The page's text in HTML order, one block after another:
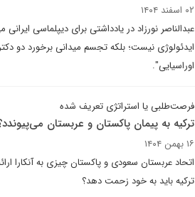
۰۲ اسفند ۱۴۰۴
عبدالناصر نورزاد در یادداشتی برای دیپلماسی
ایدئولوژی نیست؛ بلکه تجسم میدانی برخورد دو
اوراسیایی".
فرصت‌طلبی یا استراتژی تعریف شده
ترکیه به پیمان پاکستان و عربستان
۱۶ بهمن ۱۴۰۴
اتحاد عربستان سعودی و پاکستان چیزی به آنکارا
ترکیه باید به خود زحمت دهد؟